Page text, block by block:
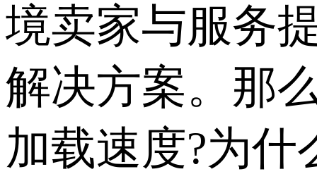
境卖家与服务
解决方案。那
加载速度?为